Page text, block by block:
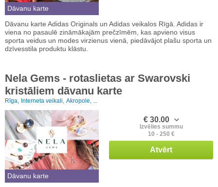
Dāvanu karte
Dāvanu karte Adidas Originals un Adidas veikalos Rīgā. Adidas ir
viena no pasaulē zināmākajām prečzīmēm, kas apvieno visus
sporta veidus un modes virzienus vienā, piedāvājot plašu sporta un
dzīvesstila produktu klāstu.
Nela Gems - rotaslietas ar Swarovski
kristāliem dāvanu karte
Rīga, Interneta veikali, Akropole, ...
Dāvanu karte
€ 30.00
Izvēlies summu
10 - 250 €
Atvērt